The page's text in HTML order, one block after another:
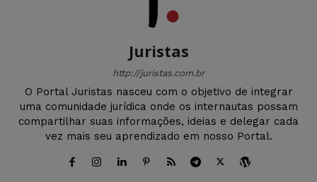
Juristas
http://juristas.com.br
O Portal Juristas nasceu com o objetivo de integrar
uma comunidade jurídica onde os internautas possam
compartilhar suas informações, ideias e delegar cada
vez mais seu aprendizado em nosso Portal.